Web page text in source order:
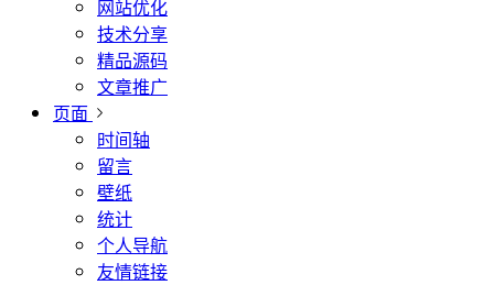
网站优化
技术分享
精品源码
文章推广
页面
时间轴
留言
壁纸
统计
个人导航
友情链接